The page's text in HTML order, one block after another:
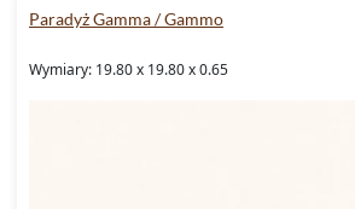
Paradyż Gamma / Gammo
Wymiary: 19.80 x 19.80 x 0.65